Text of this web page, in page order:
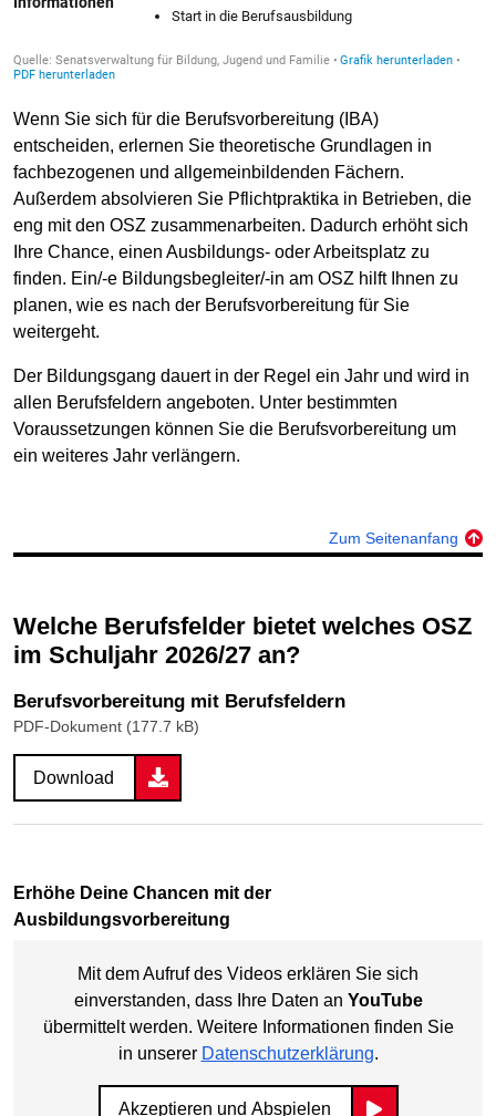
Wenn Sie sich für die Berufsvorbereitung (IBA)
entscheiden, erlernen Sie theoretische Grundlagen in
fachbezogenen und allgemeinbildenden Fächern.
Außerdem absolvieren Sie Pflichtpraktika in Betrieben, die
eng mit den OSZ zusammenarbeiten. Dadurch erhöht sich
Ihre Chance, einen Ausbildungs- oder Arbeitsplatz zu
finden. Ein/-e Bildungsbegleiter/-in am OSZ hilft Ihnen zu
planen, wie es nach der Berufsvorbereitung für Sie
weitergeht.
Der Bildungsgang dauert in der Regel ein Jahr und wird in
allen Berufsfeldern angeboten. Unter bestimmten
Voraussetzungen können Sie die Berufsvorbereitung um
ein weiteres Jahr verlängern.
Zum Seitenanfang
Welche Berufsfelder bietet welches OSZ
im Schuljahr 2026/27 an?
Berufsvorbereitung mit Berufsfeldern
PDF-Dokument (177.7 kB)
Download
Erhöhe Deine Chancen mit der
Ausbildungsvorbereitung
Mit dem Aufruf des Videos erklären Sie sich
einverstanden, dass Ihre Daten an YouTube
übermittelt werden. Weitere Informationen finden Sie
in unserer Datenschutzerklärung.
Akzeptieren und Abspielen